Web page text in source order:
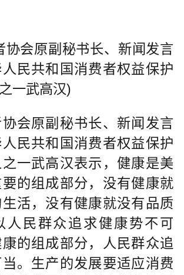
协会原副秘书长、新闻发言
民共和国消费者权益保护
一武高汉)
会原副秘书长、新闻发言
民共和国消费者权益保护
一武高汉表示，健康是美
的组成部分，没有健康就
活，没有健康就没有品质
人民群众追求健康势不可
的组成部分，人民群众追
。生产的发展要适应消费